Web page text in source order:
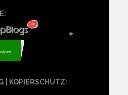
★
| KOPIERSCHUTZ: